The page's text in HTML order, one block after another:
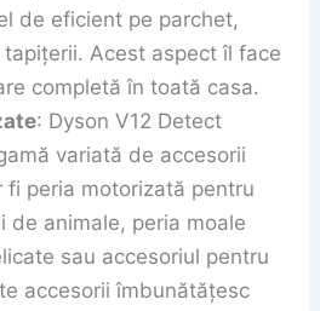
de eficient pe parchet,
Acest aspect îl face
completă în toată casa.
: Dyson V12 Detect
variată de accesorii
fi peria motorizată pentru
de animale, peria moale
sau accesoriul pentru
accesorii îmbunătățesc